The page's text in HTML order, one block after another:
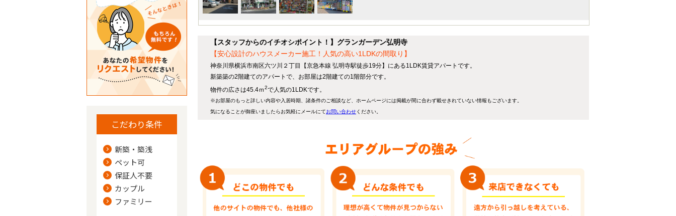
【スタッフからのイチオシポイント！】グランガーデン弘明寺
【安心設計のハウスメーカー施工！人気の高い1LDKの間取り】
神奈川県横浜市南区六ツ川２丁目【京急本線 弘明寺駅徒歩19分】にある1LDK賃貸アパートです。
新築築の2階建てのアパートで、お部屋は2階建ての1階部分です。
物件の広さは45.4ｍ2で人気の1LDKです。
※お部屋のもっと詳しい内容や入居時期、諸条件のご相談など、ホームページには掲載が間に合わず載せきれていない情報もございます。
気になることが御座いましたらお気軽にメールにてお問い合わせください。
こだわり条件
新築・築浅
ペット可
保証人不要
カップル
ファミリー